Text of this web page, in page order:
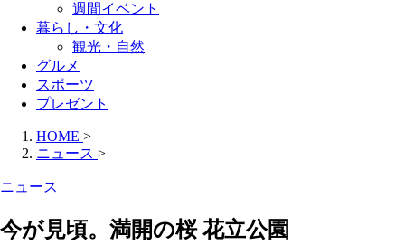
週間イベント
暮らし・文化
観光・自然
グルメ
スポーツ
プレゼント
HOME >
ニュース >
ニュース
今が見頃。満開の桜 花立公園